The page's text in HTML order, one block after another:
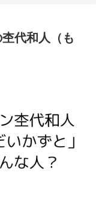
代和人（も